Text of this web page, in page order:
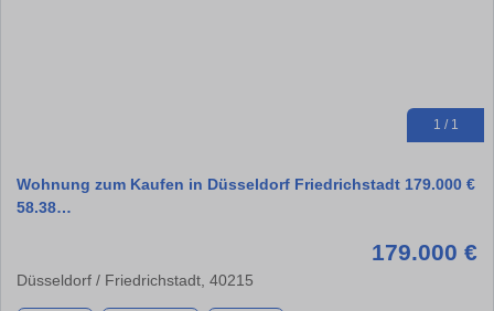
1 / 1
Wohnung zum Kaufen in Düsseldorf Friedrichstadt 179.000 €
58.38…
179.000 €
Düsseldorf / Friedrichstadt, 40215